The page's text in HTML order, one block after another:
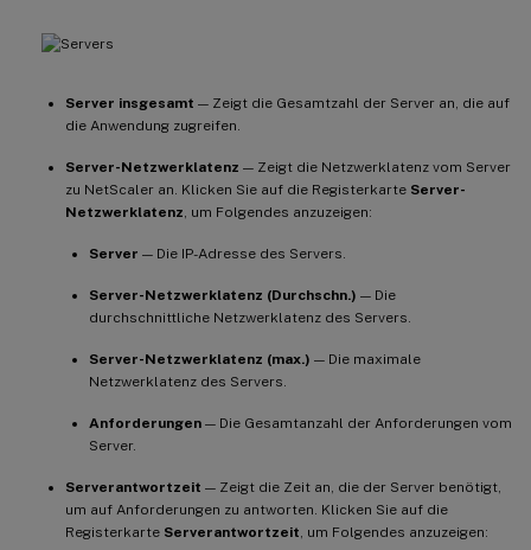
Server insgesamt — Zeigt die Gesamtzahl der Server an, die auf
die Anwendung zugreifen.
Server-Netzwerklatenz — Zeigt die Netzwerklatenz vom Server
zu NetScaler an. Klicken Sie auf die Registerkarte Server-
Netzwerklatenz , um Folgendes anzuzeigen:
Server — Die IP-Adresse des Servers.
Server-Netzwerklatenz (Durchschn.) — Die
durchschnittliche Netzwerklatenz des Servers.
Server-Netzwerklatenz (max.) — Die maximale
Netzwerklatenz des Servers.
Anforderungen — Die Gesamtanzahl der Anforderungen vom
Server.
Serverantwortzeit — Zeigt die Zeit an, die der Server benötigt,
um auf Anforderungen zu antworten. Klicken Sie auf die
Registerkarte Serverantwortzeit , um Folgendes anzuzeigen: